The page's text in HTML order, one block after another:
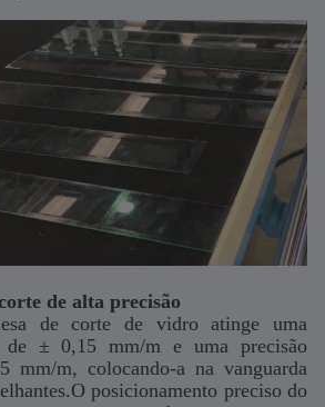
de alta precisão
de corte de vidro atinge uma
de ± 0,15 mm/m e uma precisão
mm/m, colocando-a na vanguarda
posicionamento preciso do